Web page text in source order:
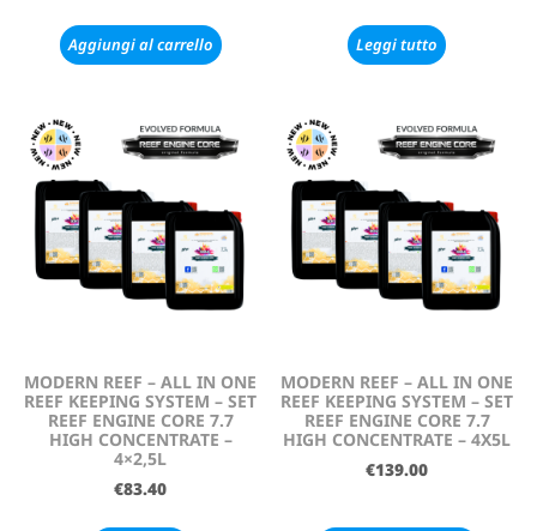
Aggiungi al carrello Leggi tutto
MODERN REEF – ALL IN ONE
REEF KEEPING SYSTEM – SET
REEF ENGINE CORE 7.7
HIGH CONCENTRATE –
4×2,5L
€83.40
MODERN REEF – ALL IN ONE
REEF KEEPING SYSTEM – SET
REEF ENGINE CORE 7.7
HIGH CONCENTRATE – 4X5L
€139.00